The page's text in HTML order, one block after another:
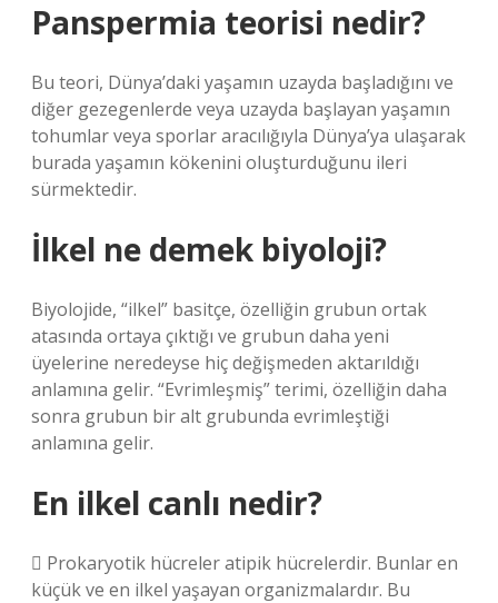
Panspermia teorisi nedir?
Bu teori, Dünya’daki yaşamın uzayda başladığını ve
diğer gezegenlerde veya uzayda başlayan yaşamın
tohumlar veya sporlar aracılığıyla Dünya’ya ulaşarak
burada yaşamın kökenini oluşturduğunu ileri
sürmektedir.
İlkel ne demek biyoloji?
Biyolojide, “ilkel” basitçe, özelliğin grubun ortak
atasında ortaya çıktığı ve grubun daha yeni
üyelerine neredeyse hiç değişmeden aktarıldığı
anlamına gelir. “Evrimleşmiş” terimi, özelliğin daha
sonra grubun bir alt grubunda evrimleştiği
anlamına gelir.
En ilkel canlı nedir?
 Prokaryotik hücreler atipik hücrelerdir. Bunlar en
küçük ve en ilkel yaşayan organizmalardır. Bu